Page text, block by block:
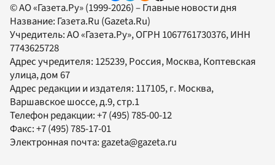
© АО «Газета.Ру» (1999-2026) – Главные новости дня
Название: Газета.Ru (Gazeta.Ru)
Учредитель:АО «Газета.Ру», ОГРН 1067761730376, ИНН
7743625728
Адрес учредителя: 125239, Россия, Москва, Коптевская
улица, дом 67
Адрес редакции и издателя: 117105, г. Москва,
Варшавское шоссе, д.9, стр.1
Телефон редакции:+7 (495) 785-00-12
Факс:+7 (495) 785-17-01
Электронная почта:gazeta@gazeta.ru